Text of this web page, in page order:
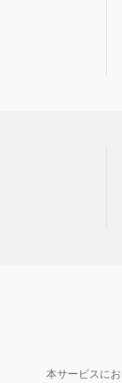
本サービスに